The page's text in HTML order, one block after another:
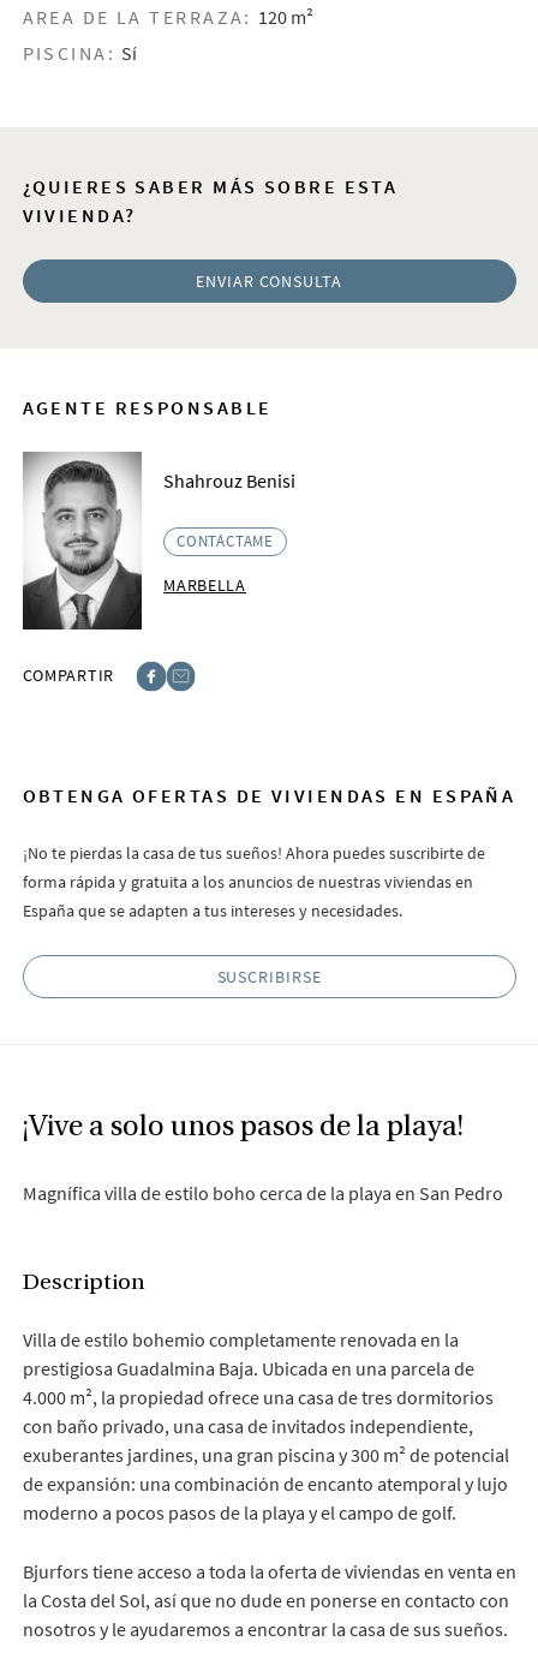
AREA DE LA TERRAZA: 120 m²
PISCINA: Sí
¿QUIERES SABER MÁS SOBRE ESTA
VIVIENDA?
ENVIAR CONSULTA
AGENTE RESPONSABLE
Shahrouz Benisi
CONTÁCTAME
MARBELLA
COMPARTIR
OBTENGA OFERTAS DE VIVIENDAS EN ESPAÑA
¡No te pierdas la casa de tus sueños! Ahora puedes suscribirte de
forma rápida y gratuita a los anuncios de nuestras viviendas en
España que se adapten a tus intereses y necesidades.
SUSCRIBIRSE
¡Vive a solo unos pasos de la playa!
Magnífica villa de estilo boho cerca de la playa en San Pedro
Description
Villa de estilo bohemio completamente renovada en la
prestigiosa Guadalmina Baja. Ubicada en una parcela de
4.000 m², la propiedad ofrece una casa de tres dormitorios
con baño privado, una casa de invitados independiente,
exuberantes jardines, una gran piscina y 300 m² de potencial
de expansión: una combinación de encanto atemporal y lujo
moderno a pocos pasos de la playa y el campo de golf.
Bjurfors tiene acceso a toda la oferta de viviendas en venta en
la Costa del Sol, así que no dude en ponerse en contacto con
nosotros y le ayudaremos a encontrar la casa de sus sueños.